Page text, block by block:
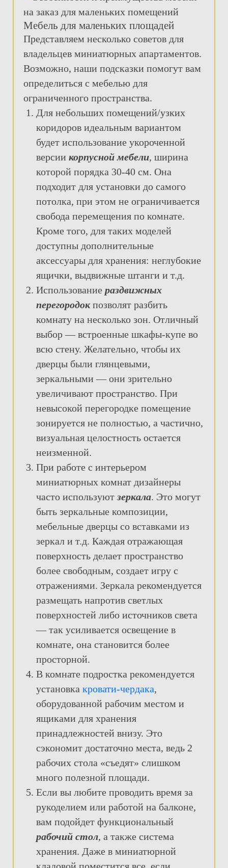
Мебель для маленьких площадей
Представляем несколько советов для
владельцев миниатюрных апартаментов.
Возможно, наши подсказки помогут вам
определиться с мебелью для
ограниченного пространства.
Для небольших помещений/узких
коридоров идеальным вариантом
будет использование укороченной
версии корпусной мебели, ширина
которой порядка 30-40 см. Она
подходит для установки до самого
потолка, при этом не ограничивается
свобода перемещения по комнате.
Кроме того, для таких моделей
доступны дополнительные
аксессуары для хранения: неглубокие
ящички, выдвижные штанги и т.д.
Использование раздвижных
перегородокпозволят разбить
комнату на несколько зон. Отличный
выбор — встроенные шкафы-купе во
всю стену. Желательно, чтобы их
дверцы были глянцевыми,
зеркальными — они зрительно
увеличивают пространство. При
невысокой перегородке помещение
зонируется не полностью, а частично,
визуальная целостность остается
неизменной.
При работе с интерьером
миниатюрных комнат дизайнеры
часто используютзеркала. Это могут
быть зеркальные композиции,
мебельные дверцы со вставками из
зеркал и т.д. Каждая отражающая
поверхность делает пространство
более свободным, создает игру с
отражениями. Зеркала рекомендуется
размещать напротив светлых
поверхностей либо источников света
— так усиливается освещение в
комнате, она становится более
просторной.
В комнате подростка рекомендуется
установка кровати-чердака,
оборудованной рабочим местом и
ящиками для хранения
принадлежностей внизу. Это
сэкономит достаточно места, ведь 2
рабочих стола «съедят» слишком
много полезной площади.
Если вы любите проводить время за
рукоделием или работой на балконе,
вам подойдет функциональный
рабочий стол, а также система
хранения. Даже в миниатюрной